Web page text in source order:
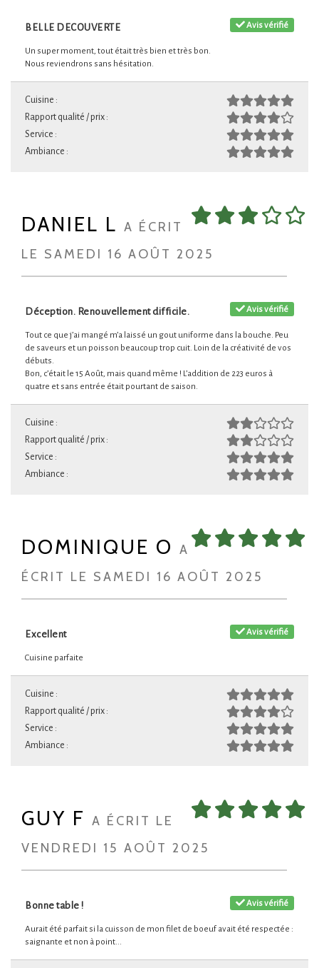
Avis vérifié
BELLE DECOUVERTE
Un super moment, tout était très bien et très bon.
Nous reviendrons sans hésitation.
Cuisine :
Rapport qualité / prix :
Service :
Ambiance :
DANIEL L A ÉCRIT
LE SAMEDI 16 AOÛT 2025
Avis vérifié
Déception. Renouvellement difficile.
Tout ce que j’ai mangé m’a laissé un gout uniforme dans la bouche. Peu
de saveurs et un poisson beaucoup trop cuit. Loin de la créativité de vos
débuts.
Bon, c’était le 15 Août, mais quand même ! L’addition de 223 euros à
quatre et sans entrée était pourtant de saison.
Cuisine :
Rapport qualité / prix :
Service :
Ambiance :
DOMINIQUE O A
ÉCRIT LE SAMEDI 16 AOÛT 2025
Avis vérifié
Excellent
Cuisine parfaite
Cuisine :
Rapport qualité / prix :
Service :
Ambiance :
GUY F A ÉCRIT LE
VENDREDI 15 AOÛT 2025
Avis vérifié
Bonne table !
Aurait été parfait si la cuisson de mon filet de boeuf avait été respectée :
saignante et non à point...